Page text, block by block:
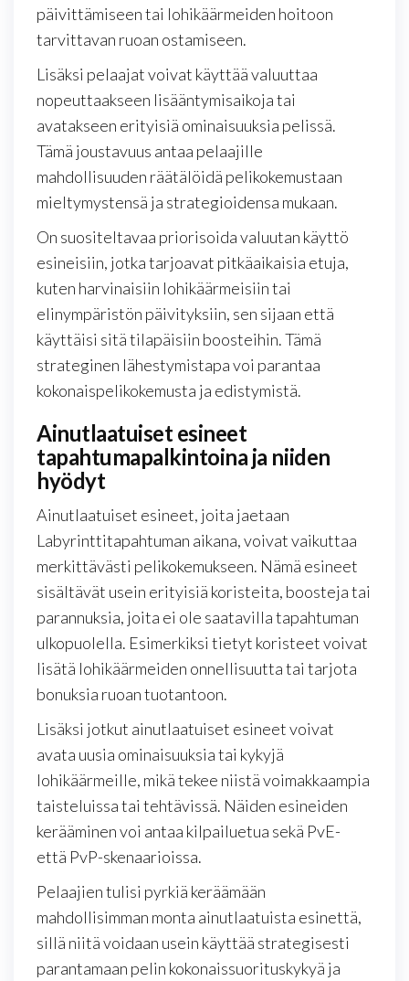
päivittämiseen tai lohikäärmeiden hoitoon
tarvittavan ruoan ostamiseen.
Lisäksi pelaajat voivat käyttää valuuttaa
nopeuttaakseen lisääntymisaikoja tai
avatakseen erityisiä ominaisuuksia pelissä.
Tämä joustavuus antaa pelaajille
mahdollisuuden räätälöidä pelikokemustaan
mieltymystensä ja strategioidensa mukaan.
On suositeltavaa priorisoida valuutan käyttö
esineisiin, jotka tarjoavat pitkäaikaisia etuja,
kuten harvinaisiin lohikäärmeisiin tai
elinympäristön päivityksiin, sen sijaan että
käyttäisi sitä tilapäisiin boosteihin. Tämä
strateginen lähestymistapa voi parantaa
kokonaispelikokemusta ja edistymistä.
Ainutlaatuiset esineet
tapahtumapalkintoina ja niiden
hyödyt
Ainutlaatuiset esineet, joita jaetaan
Labyrinttitapahtuman aikana, voivat vaikuttaa
merkittävästi pelikokemukseen. Nämä esineet
sisältävät usein erityisiä koristeita, boosteja tai
parannuksia, joita ei ole saatavilla tapahtuman
ulkopuolella. Esimerkiksi tietyt koristeet voivat
lisätä lohikäärmeiden onnellisuutta tai tarjota
bonuksia ruoan tuotantoon.
Lisäksi jotkut ainutlaatuiset esineet voivat
avata uusia ominaisuuksia tai kykyjä
lohikäärmeille, mikä tekee niistä voimakkaampia
taisteluissa tai tehtävissä. Näiden esineiden
kerääminen voi antaa kilpailuetua sekä PvE-
että PvP-skenaarioissa.
Pelaajien tulisi pyrkiä keräämään
mahdollisimman monta ainutlaatuista esinettä,
sillä niitä voidaan usein käyttää strategisesti
parantamaan pelin kokonaissuorituskykyä ja